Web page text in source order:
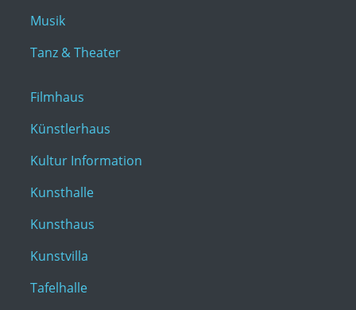
Musik
Tanz & Theater
Filmhaus
Künstlerhaus
Kultur Information
Kunsthalle
Kunsthaus
Kunstvilla
Tafelhalle